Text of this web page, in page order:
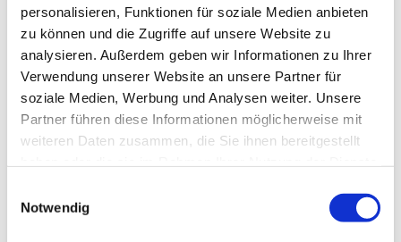
personalisieren, Funktionen für soziale Medien anbieten
zu können und die Zugriffe auf unsere Website zu
analysieren. Außerdem geben wir Informationen zu Ihrer
Verwendung unserer Website an unsere Partner für
soziale Medien, Werbung und Analysen weiter. Unsere
Partner führen diese Informationen möglicherweise mit
weiteren Daten zusammen, die Sie ihnen bereitgestellt
Notwendig
sie?
Ingwer (shōga生姜) ist ein unverzichtbares Gewürz und
eine beliebte Beilage in der japanischen Küche.
Problematisch ist des Öfteren beim Kochen die richtige
Verarbeitung des Ingwers. Das Kleinschneiden ist
problematisch, da die Wurzeln nur mühsam in klein
geschnitten werden können.
Durch das Reiben entsteht eine breiartige Substanz, die
man gut zum Kochen verwenden kann. Durch die Erhöhung